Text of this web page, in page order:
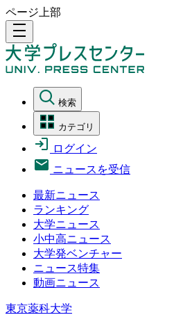
ページ上部
density_medium
検索
カテゴリ
ログイン
ニュースを受信
最新ニュース
ランキング
大学ニュース
小中高ニュース
大学発ベンチャー
ニュース特集
動画ニュース
東京薬科大学